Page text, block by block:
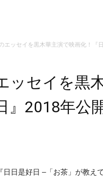
エッセイを黒木華主演で映画化！『
ッセイを黒
』2018年公
日是好日 –「お茶」が教え